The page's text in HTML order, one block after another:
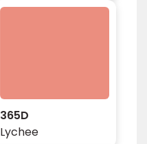
365D
Lychee